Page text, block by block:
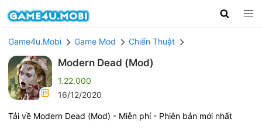
Game4u.Mobi Game Mod Chiến Thuật
Modern Dead (Mod)
1.22.000
16/12/2020
Tải về Modern Dead (Mod) - Miễn phí - Phiên bản mới nhất